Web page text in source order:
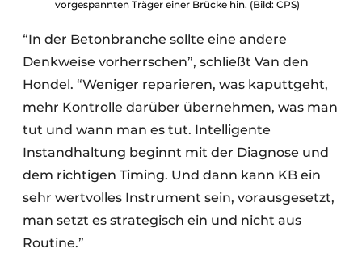
vorgespannten Träger einer Brücke hin. (Bild: CPS)
“In der Betonbranche sollte eine andere
Denkweise vorherrschen”, schließt Van den
Hondel. “Weniger reparieren, was kaputtgeht,
mehr Kontrolle darüber übernehmen, was man
tut und wann man es tut. Intelligente
Instandhaltung beginnt mit der Diagnose und
dem richtigen Timing. Und dann kann KB ein
sehr wertvolles Instrument sein, vorausgesetzt,
man setzt es strategisch ein und nicht aus
Routine.”